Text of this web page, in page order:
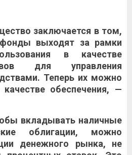
заключается в том,
выходят за рамки
в качестве
для управления
Теперь их можно
качестве обеспечения, —
вкладывать наличные
облигации, можно
денежного рынка, не